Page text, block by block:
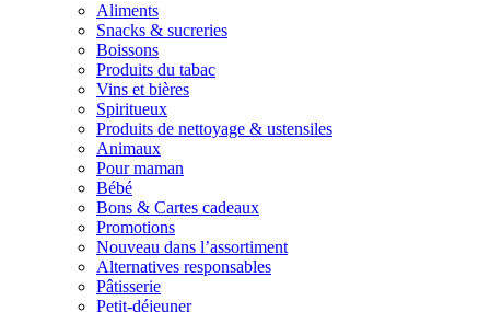
Aliments
Snacks & sucreries
Boissons
Produits du tabac
Vins et bières
Spiritueux
Produits de nettoyage & ustensiles
Animaux
Pour maman
Bébé
Bons & Cartes cadeaux
Promotions
Nouveau dans l’assortiment
Alternatives responsables
Pâtisserie
Petit-déjeuner